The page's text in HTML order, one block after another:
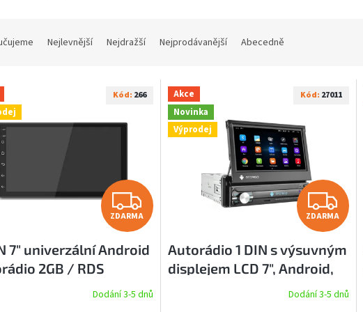
Nejlevnější Nejdražší Nejprodávanější Abecedně
Z
D
A
R
ZDARMA
7" univerzální Android
2GB / RDS
Dodání 3-5 dnů
Kód: 266
Akce
Novinka
Výprodej
Z
D
A
R
ZDARMA
Autorádio 1 DIN s výsuvným
displejem LCD 7", Android,
Dodání 3-5 dnů
Kód: 27011